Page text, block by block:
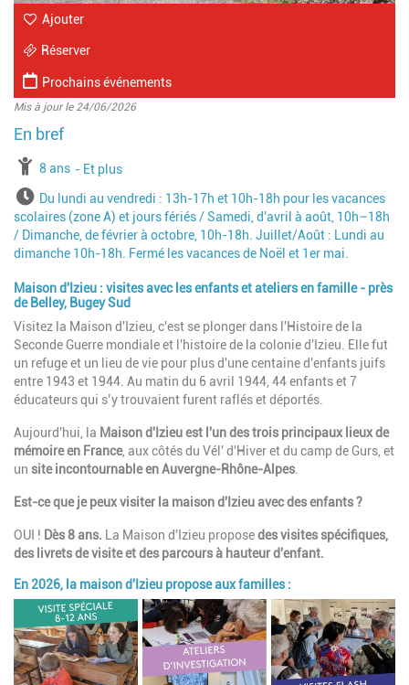
Ajouter
Réserver
Prochains événements
Mis à jour le 24/06/2026
à partir de
8 ans jusqu'à l'âge de
Et plus
HorairesDu lundi au vendredi : 13h-17h et 10h-18h pour les vacances
scolaires (zone A) et jours fériés / Samedi, d'avril à août, 10h–18h
/ Dimanche, de février à octobre, 10h-18h. Juillet/Août : Lundi au
dimanche 10h-18h. Fermé les vacances de Noël et 1er mai.
Maison d'Izieu : visites avec les enfants et ateliers en famille - près
de Belley, Bugey Sud
Visitez la Maison d'Izieu, c'est se plonger dans l'Histoire de la
Seconde Guerre mondiale et l'histoire de la colonie d'Izieu. Elle fut
un refuge et un lieu de vie pour plus d'une centaine d'enfants juifs
entre 1943 et 1944. Au matin du 6 avril 1944, 44 enfants et 7
éducateurs qui s’y trouvaient furent raflés et déportés.
Aujourd'hui, la Maison d'Izieuest l'un des trois principaux lieux de
mémoire en France, aux côtés du Vél' d'Hiver et du camp de Gurs, et
un site incontournable en Auvergne-Rhône-Alpes
Est-ce que je peux visiter la maison d'Izieu avec des enfants ?
OUI ! Dès 8 ans. La Maison d'Izieu proposedes visites spécifiques,
des livrets de visite et des parcours à hauteur d'enfant.
En 2026, la maison d'Izieu propose aux familles :